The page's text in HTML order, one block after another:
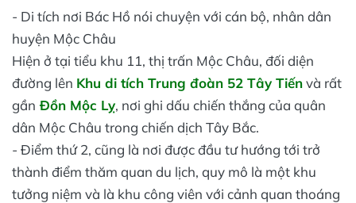
- Di tích nơi Bác Hồ nói chuyện với cán bộ, nhân dân
huyện Mộc Châu
Hiện ở tại tiểu khu 11, thị trấn Mộc Châu, đối diện
đường lên Khu di tích Trung đoàn 52 Tây Tiếnvà rất
gần Đồn Mộc Lỵ, nơi ghi dấu chiến thắng của quân
dân Mộc Châu trong chiến dịch Tây Bắc.
- Điểm thứ 2, cũng là nơi được đầu tư hướng tới trở
thành điểm thăm quan du lịch, quy mô là một khu
tưởng niệm và là khu công viên với cảnh quan thoáng